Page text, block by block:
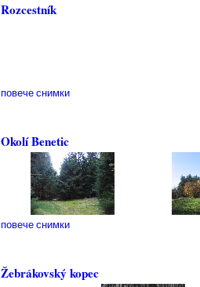
Rozcestník
повече снимки
Okolí Benetic
повече снимки
Žebrákovský kopec